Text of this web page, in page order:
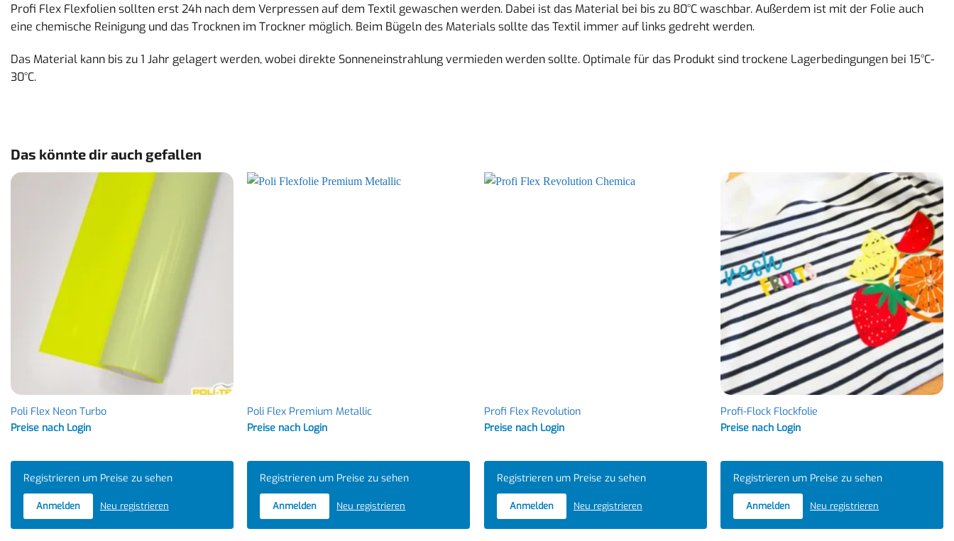
Profi Flex Flexfolien sollten erst 24h nach dem Verpressen auf dem Textil gewaschen werden. Dabei ist das Material bei bis zu 80°C waschbar. Außerdem ist mit der Folie auch
eine chemische Reinigung und das Trocknen im Trockner möglich. Beim Bügeln des Materials sollte das Textil immer auf links gedreht werden.
Das Material kann bis zu 1 Jahr gelagert werden, wobei direkte Sonneneinstrahlung vermieden werden sollte. Optimale für das Produkt sind trockene Lagerbedingungen bei 15°C-
30°C.
Das könnte dir auch gefallen
Poli Flex Neon Turbo
Preise nach Login
Registrieren um Preise zu sehen
Anmelden Neu registrieren
Poli Flex Premium Metallic
Preise nach Login
Registrieren um Preise zu sehen
Anmelden Neu registrieren
Profi Flex Revolution
Preise nach Login
Registrieren um Preise zu sehen
Anmelden Neu registrieren
Profi-Flock Flockfolie
Preise nach Login
Registrieren um Preise zu sehen
Anmelden Neu registrieren